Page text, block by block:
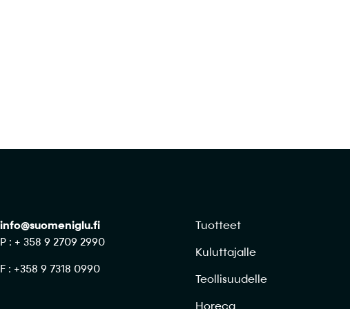
info@suomeniglu.fi
P : + 358 9 2709 2990
F : +358 9 7318 0990
Tuotteet
Kuluttajalle
Teollisuudelle